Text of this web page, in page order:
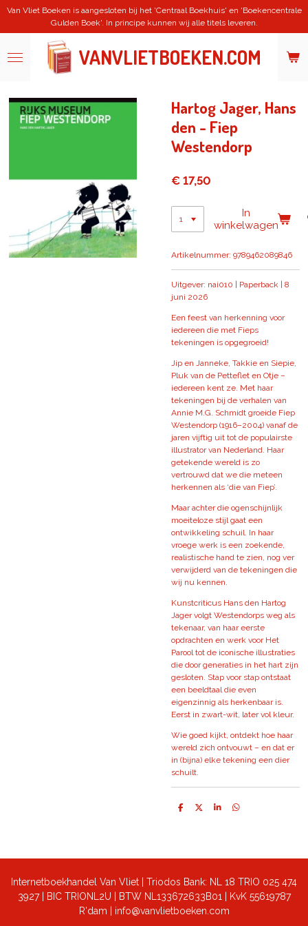
Ga
hoofdinhoud
VANVLIETBOEKEN.COM
Van Vliet Boeken is aangesloten bij het 'Centraal Boekhuis' en 'Boekencentrale
Gulden Boek'. In principe kunnen wij alle titels leveren.
Hartog Jager, Hans
den - Fiep
Westendorp
€ 17,50
In
winkelwagen
Artikelnummer: 9789462089846
Uitgever: nai010 | Paperback | 8
juni 2026
Een feest van herkenning voor
iedereen die met Fieps
tekeningen is opgegroeid!
Jip en Janneke, Takkie en Siepie,
Pluk van de Petteflet en Otje –
iedereen kent ze. Met haar
tekeningen bij de verhalen van
Annie M.G. Schmidt groeide Fiep
Westendorp (1916–2004) vanaf de
jaren vijftig uit tot de populairste
illustrator van Nederland. Haar
getekende wereld is zo
vertrouwd dat we die meteen
herkennen als ‘die van Fiep’.
Maar achter die ogenschijnlijk
moeiteloze stijl gaat een
ontwikkeling schuil. In haar
vroege werk is een zoekende,
realistische hand te zien, nog ver
verwijderd van de tekeningen die
wij nu kennen.
Kunstcriticus Hans den Hartog
Jager volgt Westendorps weg als
tekenaar, van haar eerste
opdrachten en werk voor Het
Parool tot de iconische illustraties
die door generaties in het hart zijn
gesloten. Stap voor stap ontstaat
een beeldtaal die even
eigenzinnig als herkenbaar is.
Eerst in zwart-wit, later vol kleur.
Wie goed kijkt, ontdekt hoe haar
wereld zich ontvouwt – en dat er
in (bijna) elke tekening een dier
schuilt.
D
D
S
D
Internetboekhandel Van Vliet | Triodos Bank: NL 18 TRIO 025 474
3927 | BIC TRIONL2U | BTW NL133672633B01 | KvK 55619787
R'dam | info@vanvlietboeken.com